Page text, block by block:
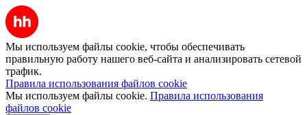
Мы используем файлы cookie, чтобы обеспечивать
правильную работу нашего веб-сайта и анализировать сетевой
трафик.
Правила использования файлов cookie
Мы используем файлы cookie. Правила использования
файлов cookie